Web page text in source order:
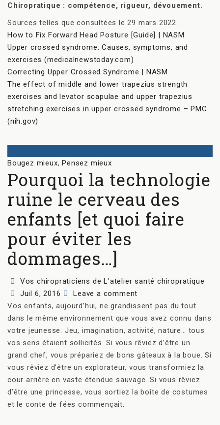
Chiropratique : compétence, rigueur, dévouement.
Sources telles que consultées le 29 mars 2022
How to Fix Forward Head Posture [Guide] | NASM
Upper crossed syndrome: Causes, symptoms, and
exercises (medicalnewstoday.com)
Correcting Upper Crossed Syndrome | NASM
The effect of middle and lower trapezius strength
exercises and levator scapulae and upper trapezius
stretching exercises in upper crossed syndrome – PMC
(nih.gov)
Categories
Bougez mieux,Pensez mieux
Pourquoi la technologie
ruine le cerveau des
enfants [et quoi faire
pour éviter les
dommages…]
Author
Vos chiropraticiens de L'atelier santé chiropratique
Posted
on
Juil 6, 2016
Leave a comment
Vos enfants, aujourd’hui, ne grandissent pas du tout
dans le même environnement que vous avez connu dans
votre jeunesse. Jeu, imagination, activité, nature… tous
vos sens étaient sollicités. Si vous rêviez d’être un
grand chef, vous prépariez de bons gâteaux à la boue. Si
vous rêviez d’être un explorateur, vous transformiez la
cour arrière en vaste étendue sauvage. Si vous rêviez
d’être une princesse, vous sortiez la boîte de costumes
et le conte de fées commençait.